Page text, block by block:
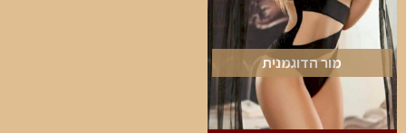
מור הדוגמנית